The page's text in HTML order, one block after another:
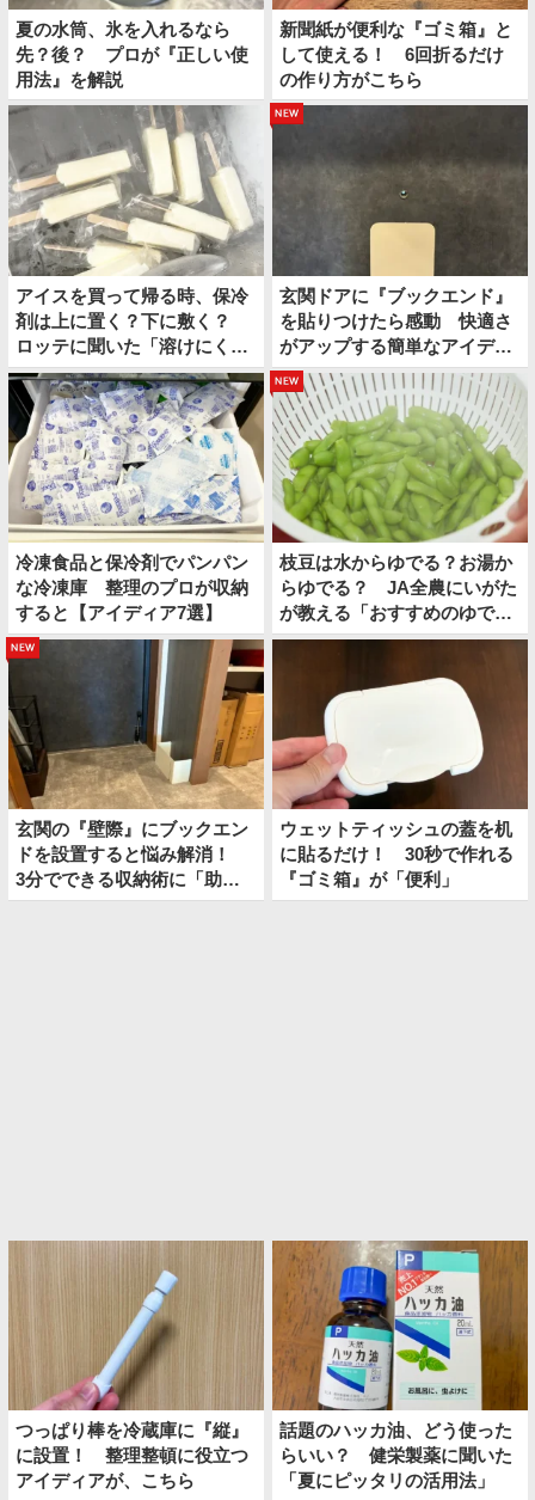
夏の水筒、氷を入れるなら
先？後？ プロが『正しい使
用法』を解説
新聞紙が便利な『ゴミ箱』と
して使える！ 6回折るだけ
の作り方がこちら
アイスを買って帰る時、保冷
剤は上に置く？下に敷く？
ロッテに聞いた「溶けにくい
持ち帰り方」
玄関ドアに『ブックエンド』
を貼りつけたら感動 快適さ
がアップする簡単なアイディ
アとは
冷凍食品と保冷剤でパンパン
な冷凍庫 整理のプロが収納
すると【アイディア7選】
new
枝豆は水からゆでる？お湯か
らゆでる？ JA全農にいがた
が教える「おすすめのゆで
方」がこちら
new
玄関の『壁際』にブックエン
ドを設置すると悩み解消！
3分でできる収納術に「助か
った！」
ウェットティッシュの蓋を机
に貼るだけ！ 30秒で作れる
『ゴミ箱』が「便利」
つっぱり棒を冷蔵庫に『縦』
に設置！ 整理整頓に役立つ
アイディアが、こちら
話題のハッカ油、どう使った
らいい？ 健栄製薬に聞いた
「夏にピッタリの活用法」